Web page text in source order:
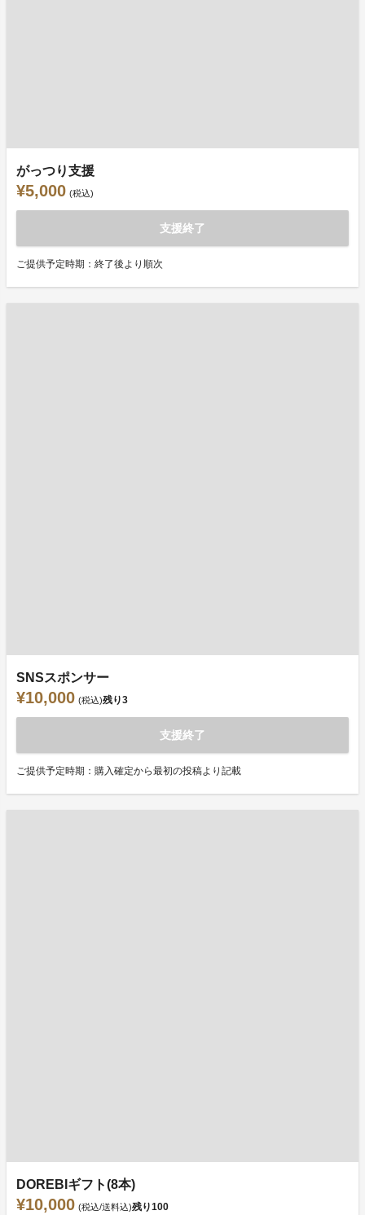
がっつり支援
¥5,000 (税込)
支援終了
ご提供予定時期：終了後より順次
SNSスポンサー
¥10,000 (税込)残り3
支援終了
ご提供予定時期：購入確定から最初の投稿より記載
DOREBIギフト(8本)
¥10,000 (税込/送料込)残り100